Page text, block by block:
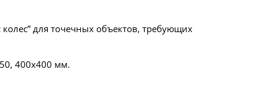
для точечных объектов, требующих
400х400 мм.